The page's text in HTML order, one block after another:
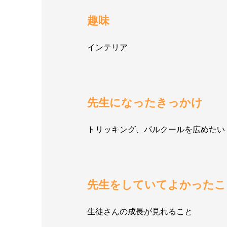
趣味
インテリア
先生になったきっかけ
トリッキング、パルクールを広めたい
先生をしていてよかった
生徒さんの成長が見れること